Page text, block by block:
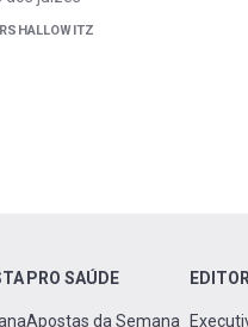
PRO SAÚDE
Apostas da Semana